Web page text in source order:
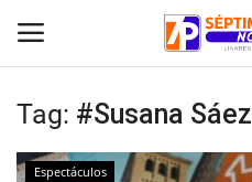
Inicio
Tag: #Susana Sáez
Espectáculos